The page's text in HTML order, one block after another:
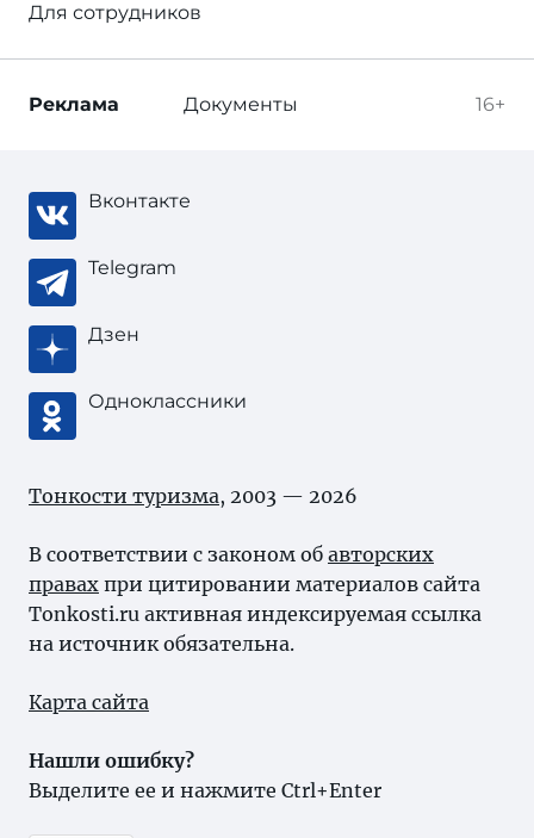
Для сотрудников
16+
Реклама Документы
Вконтакте
Telegram
Дзен
Одноклассники
Тонкости туризма, 2003 — 2026
В соответствии с законом об авторских
правах при цитировании материалов сайта
Tonkosti.ru активная индексируемая ссылка
на источник обязательна.
Карта сайта
Нашли ошибку?
Выделите ее и нажмите Ctrl+Enter